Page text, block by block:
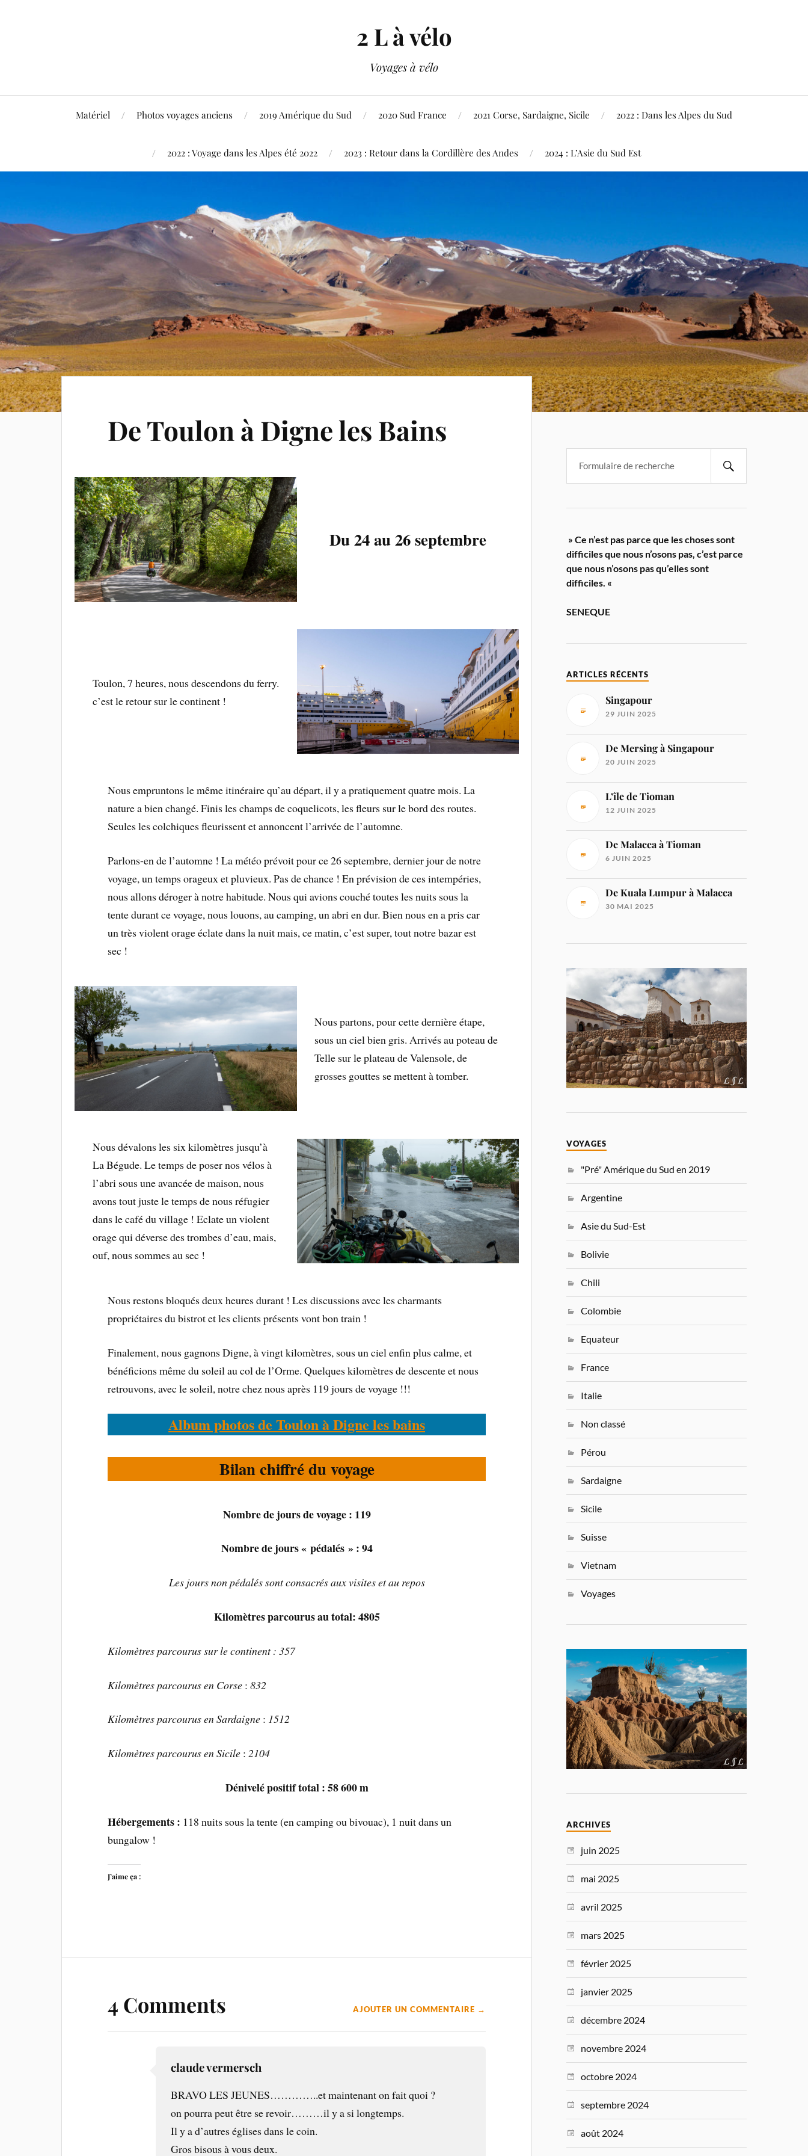
2 L à vélo
Voyages à vélo
Matériel Photos voyages anciens 2019 Amérique du Sud 2020 Sud France 2021 Corse, Sardaigne, Sicile 2022 : Dans les Alpes du Sud
2022 : Voyage dans les Alpes été 2022 2023 : Retour dans la Cordillère des Andes 2024 : L’Asie du Sud Est
De Toulon à Digne les Bains
Du 24 au 26 septembre
Toulon, 7 heures, nous descendons du ferry.
c’est le retour sur le continent !
Nous empruntons le même itinéraire qu’au départ, il y a pratiquement quatre mois. La
nature a bien changé. Finis les champs de coquelicots, les fleurs sur le bord des routes.
Seules les colchiques fleurissent et annoncent l’arrivée de l’automne.
Parlons-en de l’automne ! La météo prévoit pour ce 26 septembre, dernier jour de notre
voyage, un temps orageux et pluvieux. Pas de chance ! En prévision de ces intempéries,
nous allons déroger à notre habitude. Nous qui avions couché toutes les nuits sous la
tente durant ce voyage, nous louons, au camping, un abri en dur. Bien nous en a pris car
un très violent orage éclate dans la nuit mais, ce matin, c’est super, tout notre bazar est
sec !
Nous partons, pour cette dernière étape,
sous un ciel bien gris. Arrivés au poteau de
Telle sur le plateau de Valensole, de
grosses gouttes se mettent à tomber.
Nous dévalons les six kilomètres jusqu’à
La Bégude. Le temps de poser nos vélos à
l’abri sous une avancée de maison, nous
avons tout juste le temps de nous réfugier
dans le café du village ! Eclate un violent
orage qui déverse des trombes d’eau, mais,
ouf, nous sommes au sec !
Nous restons bloqués deux heures durant ! Les discussions avec les charmants
propriétaires du bistrot et les clients présents vont bon train !
Finalement, nous gagnons Digne, à vingt kilomètres, sous un ciel enfin plus calme, et
bénéficions même du soleil au col de l’Orme. Quelques kilomètres de descente et nous
retrouvons, avec le soleil, notre chez nous après 119 jours de voyage !!!
Album photos de Toulon à Digne les bains
Bilan chiffré du voyage
Nombre de jours de voyage : 119
Nombre de jours « pédalés » : 94
Les jours non pédalés sont consacrés aux visites et au repos
Kilomètres parcourus au total: 4805
Kilomètres parcourus sur le continent : 357
Kilomètres parcourus en Corse :832
Kilomètres parcourus en Sardaigne : 1512
Kilomètres parcourus en Sicile :2104
Dénivelé positif total : 58 600 m
Hébergements : 118 nuits sous la tente (en camping ou bivouac), 1 nuit dans un
bungalow !
J’aime ça :
4 Comments AJOUTER UN COMMENTAIRE →
claude vermersch
BRAVO LES JEUNES…………..et maintenant on fait quoi ?
on pourra peut être se revoir………il y a si longtemps.
Il y a d’autres églises dans le coin.
Gros bisous à vous deux.
» Ce n’est pas parce que les choses sont
difficiles que nous n’osons pas, c’est parce
que nous n’osons pas qu’elles sont
difficiles. «
SENEQUE
ARTICLES RÉCENTS
Singapour
29 JUIN 2025
De Mersing à Singapour
20 JUIN 2025
L’île de Tioman
12 JUIN 2025
De Malacca à Tioman
6 JUIN 2025
De Kuala Lumpur à Malacca
30 MAI 2025
VOYAGES
"Pré" Amérique du Sud en 2019
Argentine
Asie du Sud-Est
Bolivie
Chili
Colombie
Equateur
France
Italie
Non classé
Pérou
Sardaigne
Sicile
Suisse
Vietnam
Voyages
ARCHIVES
juin 2025
mai 2025
avril 2025
mars 2025
février 2025
janvier 2025
décembre 2024
novembre 2024
octobre 2024
septembre 2024
août 2024